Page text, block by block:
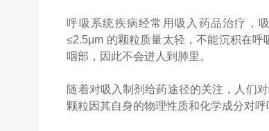
呼吸系统疾病经常用吸入药品治疗，
≤2.5μm 的颗粒质量太轻，不能沉积在
咽部，因此不会进人到肺里。
随着对吸入制剂给药途径的关注，人们
颗粒因其自身的物理性质和化学成分对